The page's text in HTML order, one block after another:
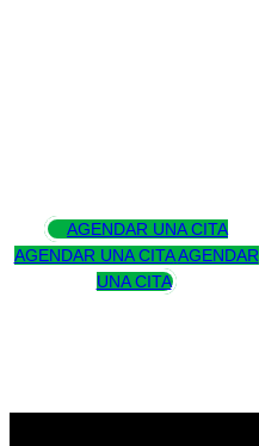
AGENDAR UNA CITA
AGENDAR UNA CITA AGENDAR
UNA CITA